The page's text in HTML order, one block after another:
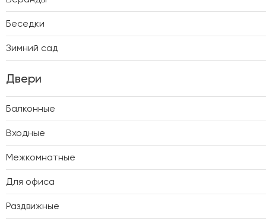
Беседки
Зимний сад
Двери
Балконные
Входные
Межкомнатные
Для офиса
Раздвижные